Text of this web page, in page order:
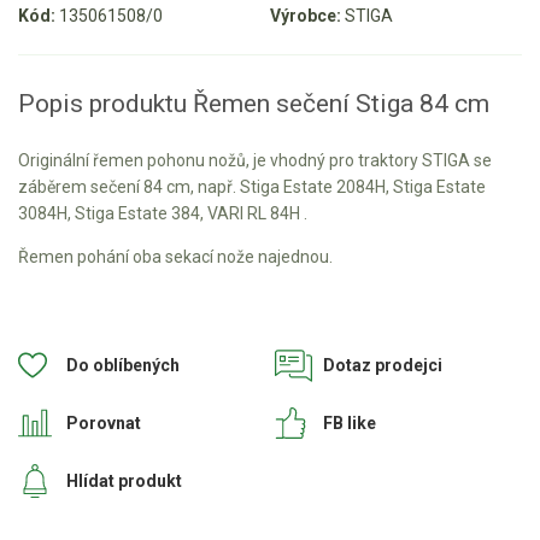
Aku sekačky
Aku STIHL
Aku AL-KO
Štípačka na dřevo
VARI malotraktory
VARI multifunkční nosiče
Sněhové frézy
Kód: 135061508/0 Výrobce: STIGA
Popis produktu Řemen sečení Stiga 84 cm
Originální řemen pohonu nožů, je vhodný pro traktory STIGA se
záběrem sečení 84 cm, např. Stiga Estate 2084H, Stiga Estate
3084H, Stiga Estate 384, VARI RL 84H .
Řemen pohání oba sekací nože najednou.
Do oblíbených
Porovnat
Dotaz prodejci
Hlídat produkt
FB like